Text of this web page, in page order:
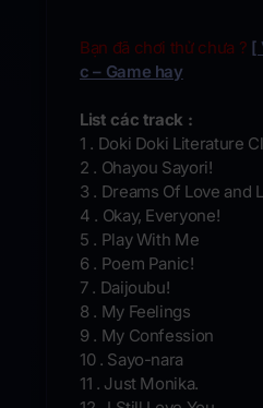
Bạn đã chơi thử chưa ? [
c – Game hay
List các track :
1 . Doki Doki Literature
2 . Ohayou Sayori!
3 . Dreams Of Love and
4 . Okay, Everyone!
5 . Play With Me
6 . Poem Panic!
7 . Daijoubu!
8 . My Feelings
9 . My Confession
10 . Sayo-nara
11 . Just Monika.